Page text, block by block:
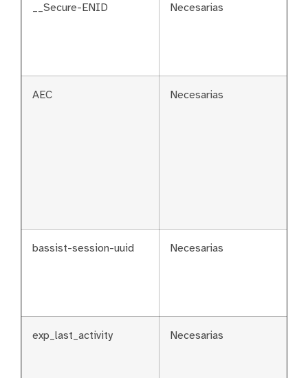
__Secure-ENID Necesarias
AEC Necesarias
bassist-session-uuid Necesarias
exp_last_activity Necesarias